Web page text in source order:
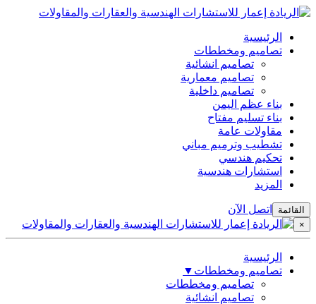
الرئيسية
تصاميم ومخططات
تصاميم انشائية
تصاميم معمارية
تصاميم داخلية
بناء عظم اليمن
بناء تسليم مفتاح
مقاولات عامة
تشطيب وترميم مباني
تحكيم هندسي
استشارات هندسية
المزيد
القائمة اتصل الآن
×
الرئيسية
تصاميم ومخططات ▼
تصاميم ومخططات
تصاميم انشائية